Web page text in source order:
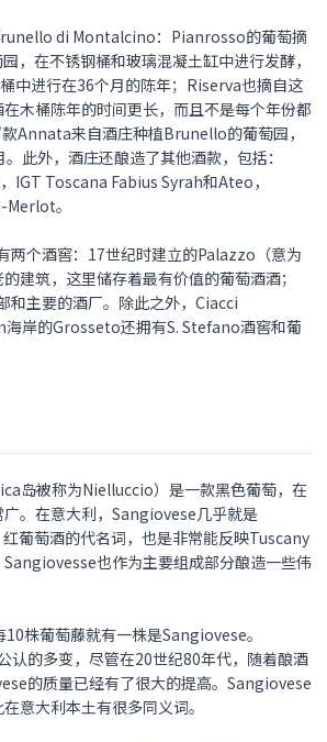
di Montalcino：Pianrosso的葡萄摘
，在不锈钢桶和玻璃混凝土缸中进行发酵，
中进行在36个月的陈年；Riserva也摘自这
木桶陈年的时间更长，而且不是每个年份都
Annata来自酒庄种植Brunello的葡萄园，
此外，酒庄还酿造了其他酒款，包括：
IGT Toscana Fabius Syrah和Ateo，
。
个酒窖：17世纪时建立的Palazzo（意为
建筑，这里储存着最有价值的葡萄酒酒；
主要的酒厂。除此之外，Ciacci
岸的Grosseto还拥有S. Stefano酒窖和葡
岛被称为Nielluccio）是一款黑色葡萄，在
。在意大利，Sangiovese几乎就是
葡萄酒的代名词，也是非常能反映Tuscany
也作为主要组成部分酿造一些伟
株葡萄藤就有一株是Sangiovese。
认的多变，尽管在20世纪80年代，随着酿酒
的质量已经有了很大的提高。Sangiovese
意大利本土有很多同义词。